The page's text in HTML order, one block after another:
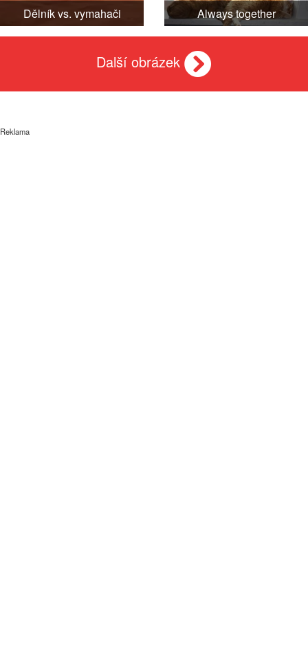
Dělník vs. vymahači Always together
Další obrázek
Reklama